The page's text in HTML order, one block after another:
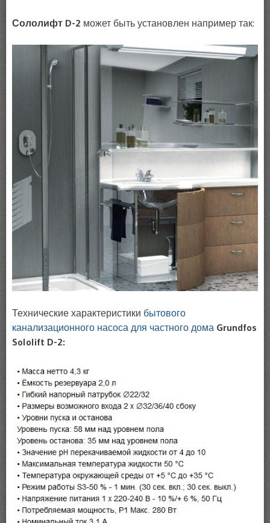
Сололифт D-2 может быть установлен например так:
Технические характеристики бытового
канализационного насоса для частного дома Grundfos
Sololift D-2: